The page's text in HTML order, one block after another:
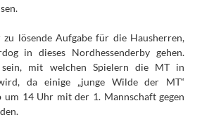
lösende Aufgabe für die Hausherren,
in dieses Nordhessenderby gehen.
mit welchen Spielern die MT in
da einige „junge Wilde der MT“
um 14 Uhr mit der 1. Mannschaft gegen